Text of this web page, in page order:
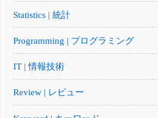
Statistics | 統計
Programming | プログラミング
IT | 情報技術
Review | レビュー